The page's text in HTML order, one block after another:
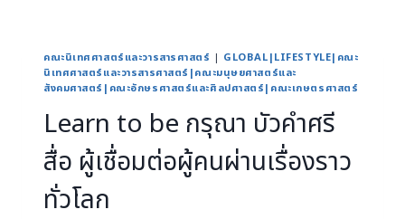
คณะนิเทศศาสตร์และวารสารศาสตร์ | GLOBAL|LIFESTYLE|คณะ
นิเทศศาสตร์และวารสารศาสตร์|คณะมนุษยศาสตร์และ
สังคมศาสตร์|คณะอักษรศาสตร์และศิลปศาสตร์|คณะเกษตรศาสตร์
Learn to be กรุณา บัวคำศรี
สื่อ ผู้เชื่อมต่อผู้คนผ่านเรื่องราว
ทั่วโลก